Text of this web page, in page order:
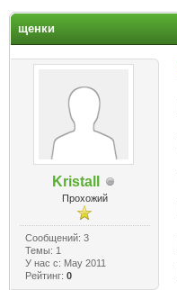
щенки
Kristall
Прохожий
Сообщений: 3
Темы: 1
У нас с: May 2011
Рейтинг: 0